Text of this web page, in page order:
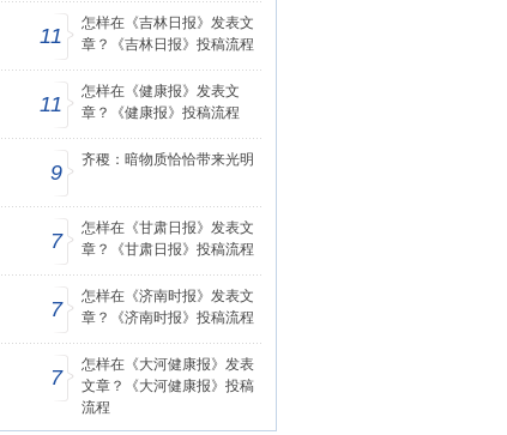
11
怎样在《吉林日报》发表文
章？《吉林日报》投稿流程
11
怎样在《健康报》发表文
章？《健康报》投稿流程
9
齐稷：暗物质恰恰带来光明
7
怎样在《甘肃日报》发表文
章？《甘肃日报》投稿流程
7
怎样在《济南时报》发表文
章？《济南时报》投稿流程
7
怎样在《大河健康报》发表
文章？《大河健康报》投稿
流程